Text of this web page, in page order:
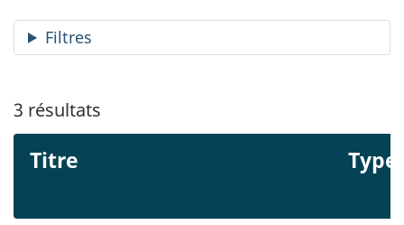
Filtres
3 résultats
Titre Type